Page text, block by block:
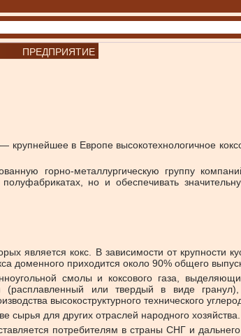
ПРЕДПРИЯТИЕ
в Европе высокотехнологичное
горно-металлургическую группу
но и обеспечивать
является кокс. В зависимости от крупности
приходится около 90% общего
смолы и коксового газа,
(расплавленный или твердый в виде
высокоструктурного технического
сырья для других отраслей народного хозяйства.
потребителям в страны СНГ и